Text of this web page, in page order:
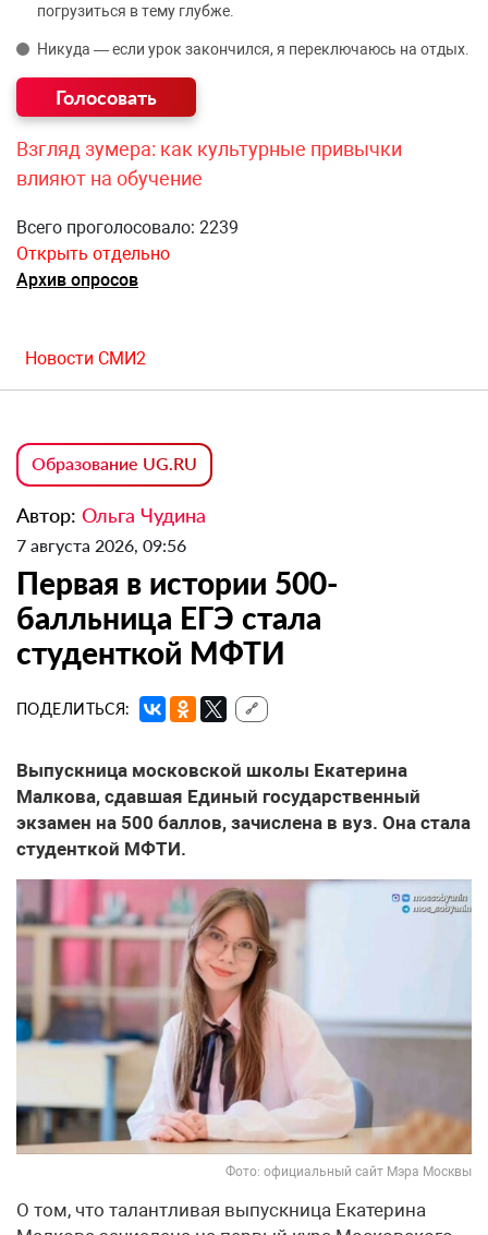
погрузиться в тему глубже.
Никуда — если урок закончился, я переключаюсь на отдых.
Взгляд зумера: как культурные привычки
влияют на обучение
Всего проголосовало: 2239
Открыть отдельно
Архив опросов
Новости СМИ2
Образование UG.RU
Автор: Ольга Чудина
7 августа 2026, 09:56
Первая в истории 500-
балльница ЕГЭ стала
студенткой МФТИ
ПОДЕЛИТЬСЯ: 🔗
Выпускница московской школы Екатерина
Малкова, сдавшая Единый государственный
экзамен на 500 баллов, зачислена в вуз. Она стала
студенткой МФТИ.
Фото: официальный сайт Мэра Москвы
О том, что талантливая выпускница Екатерина